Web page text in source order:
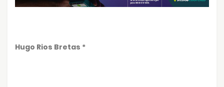
Hugo Rios Bretas *